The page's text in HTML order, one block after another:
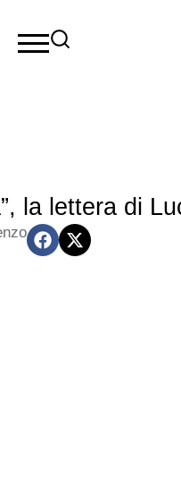
la lettera di